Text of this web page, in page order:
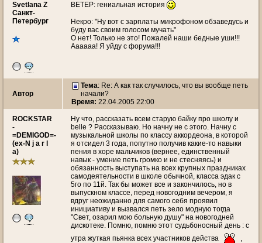
Svetlana Z
Санкт-
Петербург
ВЕТЕР: гениальная история
Некро: "Ну вот с зарплаты микрофоном обзаведусь и
буду вас своим голосом мучать"
О нет! Только не это! Пожалей наши бедные уши!!!
Аааааа! Я уйду с форума!!!
Автор
Тема: Re: А как так случилось, что вы вообще петь
начали?
Время: 22.04.2005 22:00
ROCKSTAR
-
=DEMIGOD=-
(ex-N j a r l
a)
Ну что, рассказать всем старую байку про школу и
belle ? Рассказываю. Но начну не с этого. Начну с
музыкальной школы по классу аккордеона, в которой
я отсидел 3 года, попутно получив какие-то навыки
пения в хоре мальчиков (вернее, единственный
навык - умение петь громко и не стесняясь) и
обязанность выступать на всех крупных праздниках
самодеятельности в школе обычной, класса эдак с
5го по 11й. Так бы может все и закончилось, но в
выпускном классе, перед новогодним вечером, я
вдруг неожиданно для самого себя проявил
инициативу и вызвался петь зело модную тогда
"Свет, озарил мою больную душу" на новогодней
дискотеке. Помню, помню этот судьбоносный день : с
утра жуткая пьянка всех участников действа